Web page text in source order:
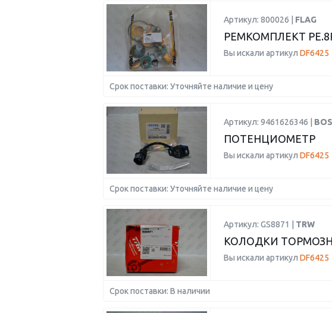
Артикул: 800026 | FLAG
РЕМКОМПЛЕКТ
Вы искали артикул DF6425
Срок поставки: Уточняйте наличие и цену
Артикул: 9461626346 |
ПОТЕНЦИОМЕТР
Вы искали артикул DF6425
Срок поставки: Уточняйте наличие и цену
Артикул: GS8871 | TRW
КОЛОДКИ
Вы искали артикул DF6425
Срок поставки: В наличии